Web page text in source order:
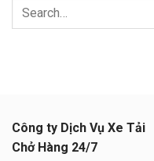
Công ty Dịch Vụ Xe Tải
Chở Hàng 24/7